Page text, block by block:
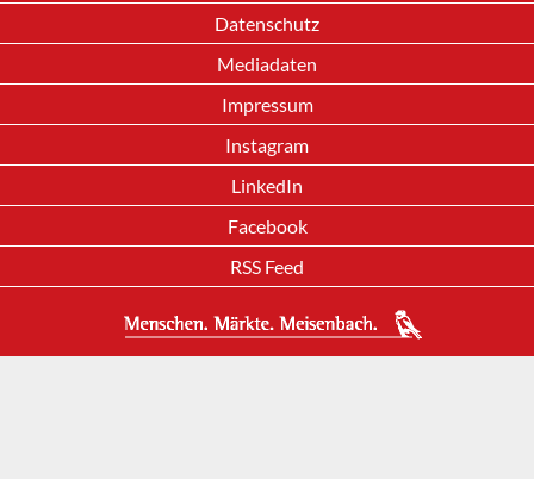
Datenschutz
Mediadaten
Impressum
Instagram
LinkedIn
Facebook
RSS Feed